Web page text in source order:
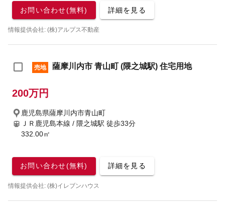
お問い合わせ(無料) 詳細を見る
情報提供会社: (株)アルプス不動産
売地 薩摩川内市 青山町 (隈之城駅) 住宅用地
200万円
鹿児島県薩摩川内市青山町
ＪＲ鹿児島本線 / 隈之城駅 徒歩33分
332.00㎡
お問い合わせ(無料) 詳細を見る
情報提供会社: (株)イレブンハウス